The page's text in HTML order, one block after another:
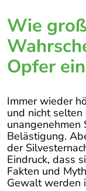
Wie
Opfer
Immer wieder
und nicht selten
unangenehmen
Belästigung.
der
Eindruck, dass
Fakten und
Gewalt werden